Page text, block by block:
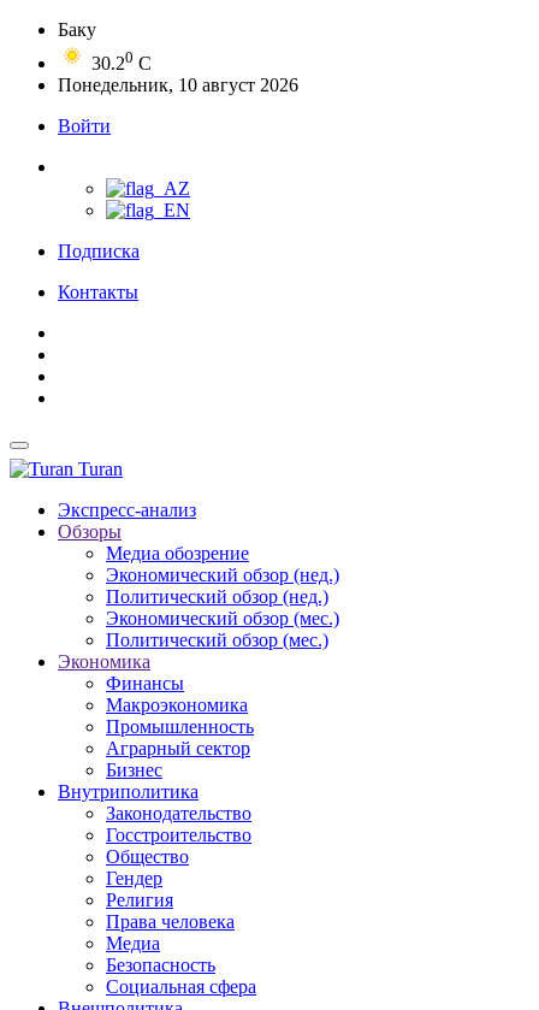
Баку
30.20 C
Понедельник, 10 август 2026
Войти
Подписка
Контакты
Turan
Экспресс-анализ
Обзоры
Медиа обозрение
Экономический обзор (нед.)
Политический обзор (нед.)
Экономический обзор (мес.)
Политический обзор (мес.)
Экономика
Финансы
Макроэкономика
Промышленность
Аграрный сектор
Бизнес
Внутриполитика
Законодательство
Госстроительство
Общество
Гендер
Религия
Права человека
Медиа
Безопасность
Социальная сфера